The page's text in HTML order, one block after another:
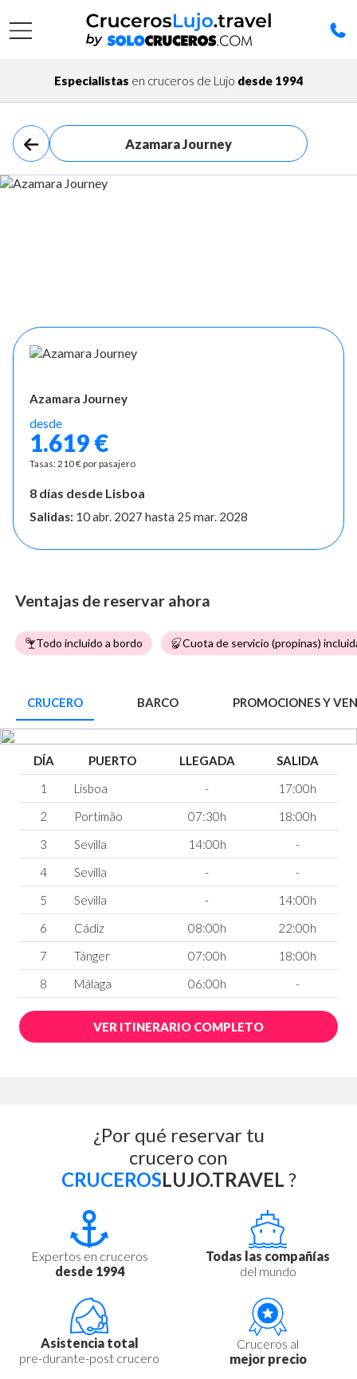
Especialistas en cruceros de Lujo desde 1994
Azamara Journey
Azamara Journey
desde
1.619 €
Tasas: 210 € por pasajero
8 días desde Lisboa
Salidas: 10 abr. 2027 hasta 25 mar. 2028
Ventajas de reservar ahora
Todo incluido a bordo Cuota de servicio (propinas)
CRUCERO BARCO PROMOCIONES Y
DÍA PUERTO LLEGADA
SALIDA
1
Lisboa -
17:00h
2
Portimão 07:30h
18:00h
3
Sevilla 14:00h
-
4
Sevilla -
-
5
Sevilla -
14:00h
6
Cádiz 08:00h
22:00h
7
Tánger 07:00h
18:00h
8
Málaga 06:00h -
VER ITINERARIO COMPLETO
¿Por qué reservar tu
crucero con
CRUCEROSLUJO.TRAVEL ?
Expertos en cruceros
desde 1994
Todas las compañías
del mundo
Asistencia total
pre-durante-post crucero
Cruceros al
mejor precio